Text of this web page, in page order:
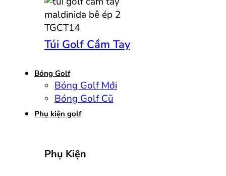
Túi Golf Cầm Tay
Bóng Golf
Bóng Golf Mới
Bóng Golf Cũ
Phụ kiện golf
Phụ Kiện